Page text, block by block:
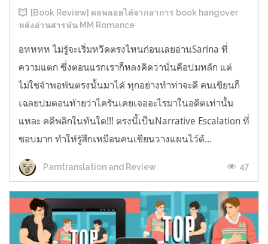
[Book Review] ผลพลอยได้จากอาการ book hangover
หลังอ่านสารพัน MM Romance
อหหหห ไม่รู้จะเริ่มหวีดตรงไหนก่อนเลยอ่านSarina ที่
ความแตก ซึ่งตอนแรกเราก็หลงคิดว่านั่นคือปมหลัก แต่
ไม่ใช่จ้าพอพ้นตรงนั้นมาได้ ทุกอย่างทำท่าจะดี คนเขียนก็
เฉลยปมตอนท้ายว่าไครันเคยเจออะไรมาในอดีตเท่านั้น
แหละ คดีพลิกในทันใด!!! ตรงนี้เป็นNarrative Escalation ที่
ชอบมาก ทำให้รู้สึกเหมือนคนเขียนวางแผนไว้ตั...
Parntranslation and Review 47